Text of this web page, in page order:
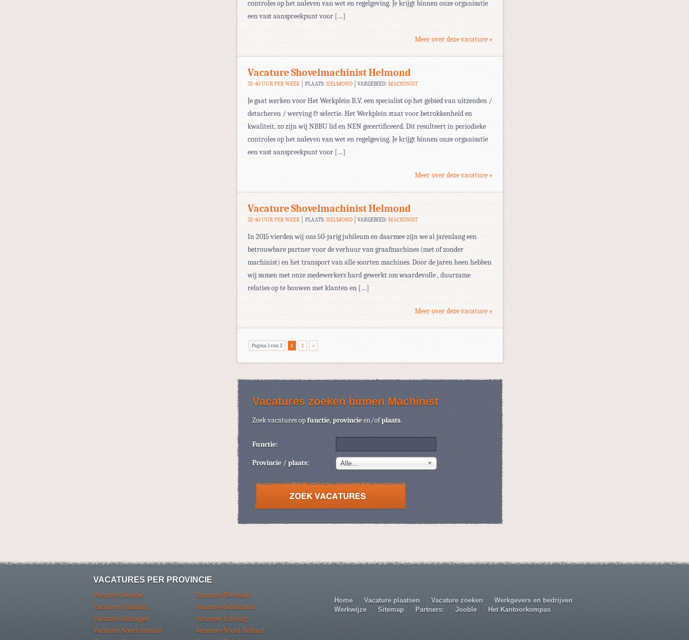
controles op het naleven van wet en regelgeving. Je krijgt binnen onze organisatie
een vast aanspreekpunt voor […]
Meer over deze vacature »
Vacature Shovelmachinist Helmond
32-40 UUR PER WEEK PLAATS: HELMOND VAKGEBIED:MACHINIST
Je gaat werken voor Het Werkplein B.V. een specialist op het gebied van uitzenden /
detacheren / werving & selectie. Het Werkplein staat voor betrokkenheid en
kwaliteit, zo zijn wij NBBU lid en NEN gecertificeerd. Dit resulteert in periodieke
controles op het naleven van wet en regelgeving. Je krijgt binnen onze organisatie
een vast aanspreekpunt voor […]
Meer over deze vacature »
Vacature Shovelmachinist Helmond
32-40 UUR PER WEEK PLAATS: HELMOND VAKGEBIED:MACHINIST
In 2015 vierden wij ons 50-jarig jubileum en daarmee zijn we al jarenlang een
betrouwbare partner voor de verhuur van graafmachines (met of zonder
machinist) en het transport van alle soorten machines. Door de jaren heen hebben
wij samen met onze medewerkers hard gewerkt om waardevolle , duurzame
relaties op te bouwen met klanten en […]
Meer over deze vacature »
Pagina 1 van 2 1 2 »
Vacatures zoeken binnen Machinist
Zoek vacatures opfunctie,provincieen/ofplaats.
Functie:
Provincie / plaats: Alle...
VACATURES PER PROVINCIE
Vacatures Drenthe
Vacatures Flevoland
Vacatures Friesland
Vacatures Gelderland
Vacatures Groningen
Vacatures Limburg
Vacatures Noord-Brabant
Vacatures Noord-Holland
Home Vacature plaatsen Vacature zoeken
Werkgevers en bedrijven
Werkwijze
Sitemap Partners: Jooble Het Kantoorkompas